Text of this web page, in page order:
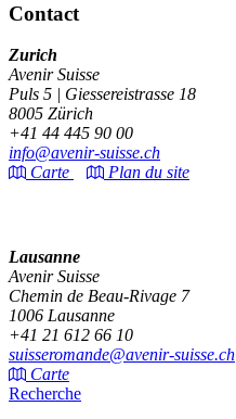
Contact
Zurich
Avenir Suisse
Puls 5 | Giessereistrasse 18
8005 Zürich
+41 44 445 90 00
info@avenir-suisse.ch
Carte
Plan du site
Lausanne
Avenir Suisse
Chemin de Beau-Rivage 7
1006 Lausanne
+41 21 612 66 10
suisseromande@avenir-suisse.ch
Carte
Recherche